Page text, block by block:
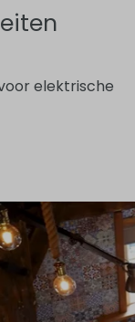
elektrische